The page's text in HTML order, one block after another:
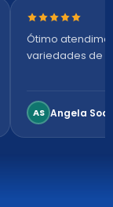
Nota 5 de 5
Ótimo
variedades de
AS Angela